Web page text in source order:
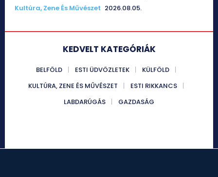
Kultúra, Zene És Művészet 2026.08.05.
KEDVELT KATEGÓRIÁK
BELFÖLD ESTI ÜDVÖZLETEK
KÜLFÖLD
KULTÚRA, ZENE ÉS MŰVÉSZET
ESTI RIKKANCS
LABDARÚGÁS
GAZDASÁG